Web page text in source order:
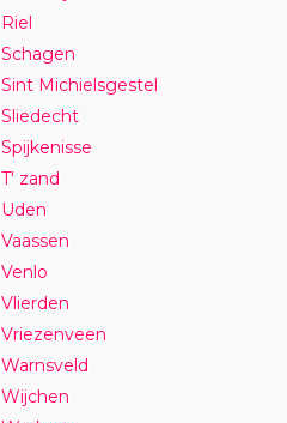
Riel
Schagen
Sint Michielsgestel
Sliedecht
Spijkenisse
T' zand
Uden
Vaassen
Venlo
Vlierden
Vriezenveen
Warnsveld
Wijchen